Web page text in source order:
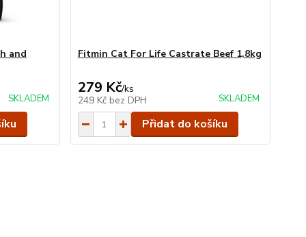
and
SKLADEM
Fitmin Cat For Life Castrate Beef 1,8kg
279 Kč/ks
249 Kč bez DPH SKLADEM
Přidat do košíku